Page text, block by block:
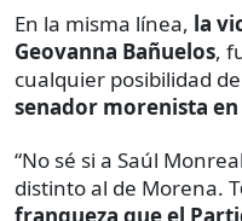
En la misma línea, la
Geovanna Bañuelos,
cualquier posibilidad
senador morenista en
“No sé si a Saúl
distinto al de Morena. T